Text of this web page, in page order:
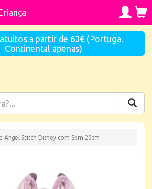
a partir de 60€ (Portugal
Continental apenas)
Angel Stitch Disney com Som 20cm